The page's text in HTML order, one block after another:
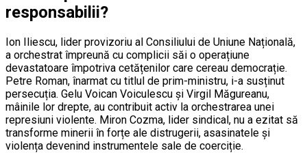
responsabilii?
Ion Iliescu, lider provizoriu al Consiliului de Uniune Națională,
a orchestrat împreună cu complicii săi o operațiune
devastatoare împotriva cetățenilor care cereau democrație.
Petre Roman, înarmat cu titlul de prim-ministru, i-a susținut
persecuția. Gelu Voican Voiculescu și Virgil Măgureanu,
mâinile lor drepte, au contribuit activ la orchestrarea unei
represiuni violente. Miron Cozma, lider sindical, nu a ezitat să
transforme minerii în forțe ale distrugerii, asasinatele și
violența devenind instrumentele sale de coerciție.